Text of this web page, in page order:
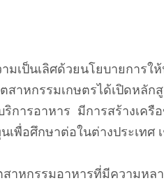
เป็นเลิศด้วยนโยบายการให้
าหกรรมเกษตรได้เปิดหลัก
ารอาหาร มีการสร้างเครื
พื่อศึกษาต่อในต่างประเทศ
าหกรรมอาหารที่มีความหล